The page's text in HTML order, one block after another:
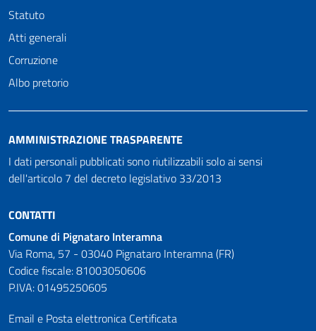
Statuto
Atti generali
Corruzione
Albo pretorio
AMMINISTRAZIONE TRASPARENTE
I dati personali pubblicati sono riutilizzabili solo ai sensi
dell'articolo 7 del decreto legislativo 33/2013
CONTATTI
Comune di Pignataro Interamna
Via Roma, 57 - 03040 Pignataro Interamna (FR)
Codice fiscale: 81003050606
P.IVA: 01495250605
Email e Posta elettronica Certificata